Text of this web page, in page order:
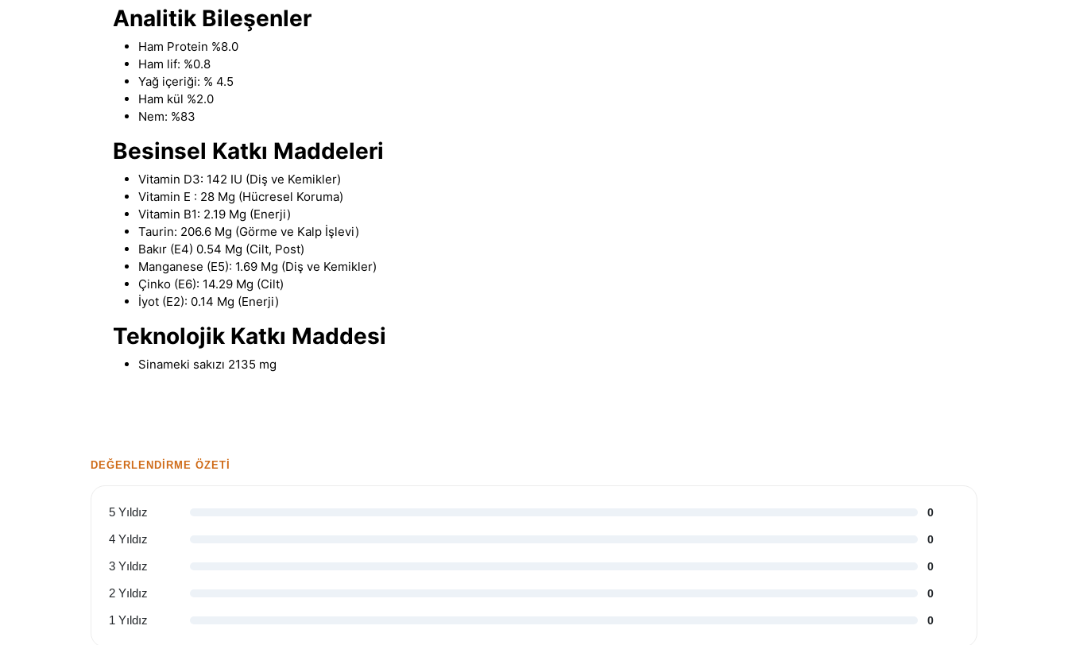
Analitik Bileşenler
Ham Protein %8.0
Ham lif: %0.8
Yağ içeriği: % 4.5
Ham kül %2.0
Nem: %83
Besinsel Katkı Maddeleri
Vitamin D3: 142 IU (Diş ve Kemikler)
Vitamin E : 28 Mg (Hücresel Koruma)
Vitamin B1: 2.19 Mg (Enerji)
Taurin: 206.6 Mg (Görme ve Kalp İşlevi)
Bakır (E4) 0.54 Mg (Cilt, Post)
Manganese (E5): 1.69 Mg (Diş ve Kemikler)
Çinko (E6): 14.29 Mg (Cilt)
İyot (E2): 0.14 Mg (Enerji)
Teknolojik Katkı Maddesi
Sinameki sakızı 2135 mg
DEĞERLENDIRME ÖZETI
5 Yıldız 0
4 Yıldız 0
3 Yıldız 0
2 Yıldız 0
1 Yıldız 0